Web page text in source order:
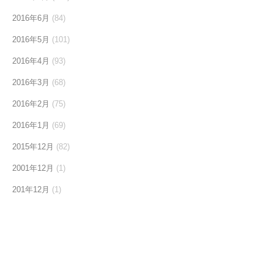
2016年6月 (84)
2016年5月 (101)
2016年4月 (93)
2016年3月 (68)
2016年2月 (75)
2016年1月 (69)
2015年12月 (82)
2001年12月 (1)
201年12月 (1)